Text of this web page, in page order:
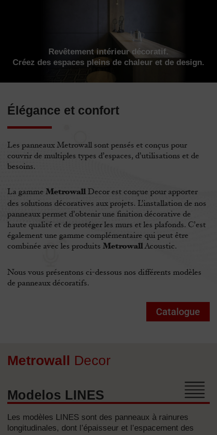
Revêtement intérieur décoratif.
Créez des espaces pleins de chaleur et de design.
Élégance et confort
Les panneaux Metrowall sont pensés et conçus pour
couvrir de multiples types d’espaces, d’utilisations et de
besoins.
La gamme MetrowallDecor est conçue pour apporter
des solutions décoratives aux projets. L’installation de nos
panneaux permet d’obtenir une finition décorative de
haute qualité et de protéger les murs et les plafonds. C’est
également une gamme complémentaire qui peut être
combinée avec les produits MetrowallAcoustic.
Nous vous présentons ci-dessous nos différents modèles
de panneaux décoratifs.
Catalogue
Metrowall Decor
Modelos LINES
Les modèles LINES sont des panneaux à rainures
longitudinales, dont l’épaisseur et l’espacement des